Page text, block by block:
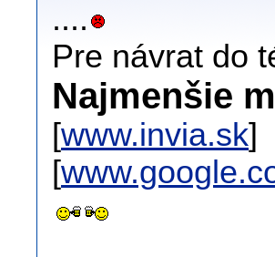
....
Pre návrat do
Najmenšie
[www.invia.sk]
[